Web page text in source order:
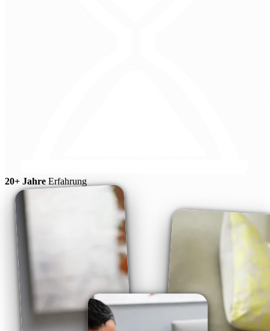
20+ Jahre Erfahrung